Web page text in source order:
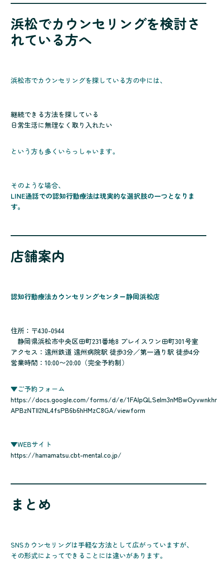
浜松でカウンセリングを検討さ
れている方へ
浜松市でカウンセリングを探している方の中には、
継続できる方法を探している
日常生活に無理なく取り入れたい
という方も多くいらっしゃいます。
そのような場合、
LINE通話での認知行動療法は現実的な選択肢の一つとなりま
す。
店舗案内
認知行動療法カウンセリングセンター静岡浜松店
住所：〒430-0944
静岡県浜松市中央区田町231番地8 プレイスワン田町301号室
アクセス：遠州鉄道 遠州病院駅 徒歩3分／第一通り駅 徒歩4分
営業時間：10:00〜20:00（完全予約制）
▼ご予約フォーム
https://docs.google.com/forms/d/e/
APBzNTll2NL4fsPB6b6hHMzC8GA/viewform
▼WEBサイト
https://hamamatsu.cbt-mental.co.jp/
まとめ
SNSカウンセリングは手軽な方法として広がっていますが、
その形式によってできることには違いがあります。